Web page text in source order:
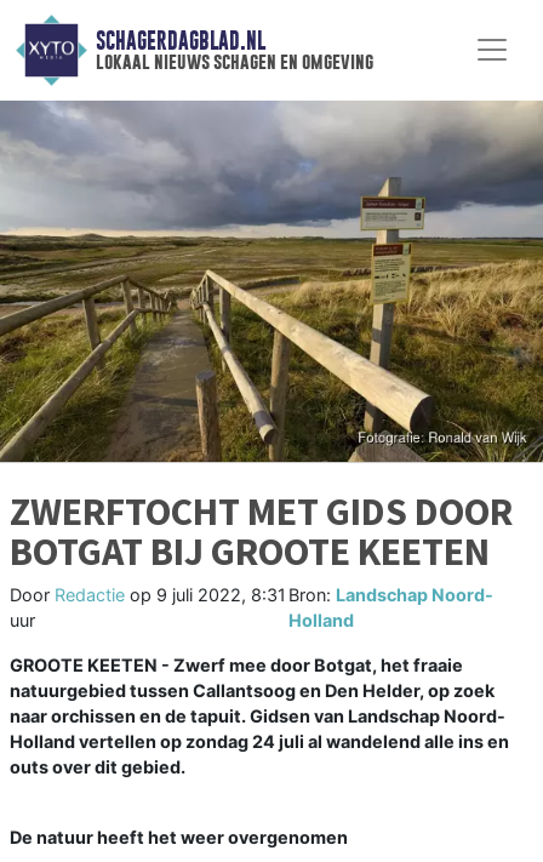
SCHAGERDAGBLAD.NL
lokaal nieuws schagen en omgeving
ZWERFTOCHT MET GIDS DOOR
BOTGAT BIJ GROOTE KEETEN
Door Redactie op 9 juli 2022, 8:31
uur
Bron: Landschap Noord-
Holland
GROOTE KEETEN - Zwerf mee door Botgat, het fraaie
natuurgebied tussen Callantsoog en Den Helder, op zoek
naar orchissen en de tapuit. Gidsen van Landschap Noord-
Holland vertellen op zondag 24 juli al wandelend alle ins en
outs over dit gebied.
De natuur heeft het weer overgenomen